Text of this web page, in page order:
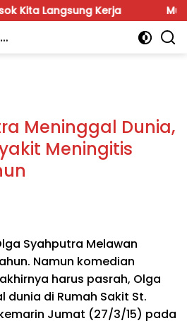
Kerja Munir:
Meninggal Dunia,
Meningitis
Syahputra Melawan
Namun komedian
harus pasrah, Olga
dunia di Rumah Sakit St.
Jumat (27/3/15) pada